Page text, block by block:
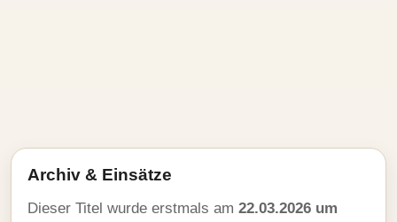
Archiv & Einsätze
Dieser Titel wurde erstmals am 22.03.2026 um